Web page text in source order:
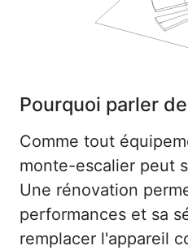
Pourquoi parler
Comme tout
monte-escalier peut
Une rénovation
performances et sa
remplacer l'appareil